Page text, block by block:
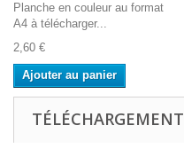
Planche en couleur au format
A4 à télécharger...
2,60 €
Ajouter au panier
TÉLÉCHARGEMENT